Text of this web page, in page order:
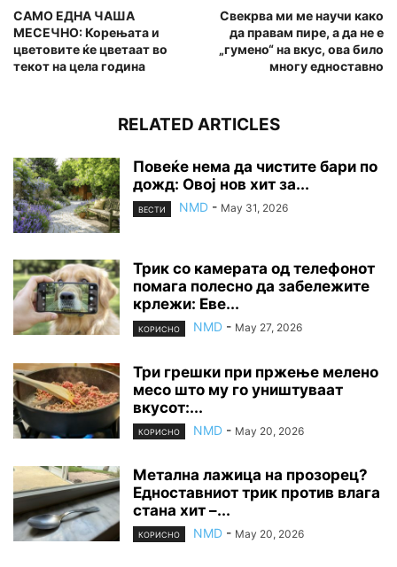
САМО ЕДНА ЧАША
МЕСЕЧНО: Корењата и
цветовите ќе цветаат во
текот на цела година
Свекрва ми ме научи како
да правам пире, а да не е
„гумено“ на вкус, ова било
многу едноставно
RELATED ARTICLES
Повеќе нема да чистите бари по
дожд: Овој нов хит за...
ВЕСТИ NMD - May 31, 2026
Трик со камерата од телефонот
помага полесно да забележите
крлежи: Еве...
КОРИСНО NMD - May 27, 2026
Три грешки при пржење мелено
месо што му го уништуваат
вкусот:...
КОРИСНО NMD - May 20, 2026
Метална лажица на прозорец?
Едноставниот трик против влага
стана хит –...
КОРИСНО NMD - May 20, 2026